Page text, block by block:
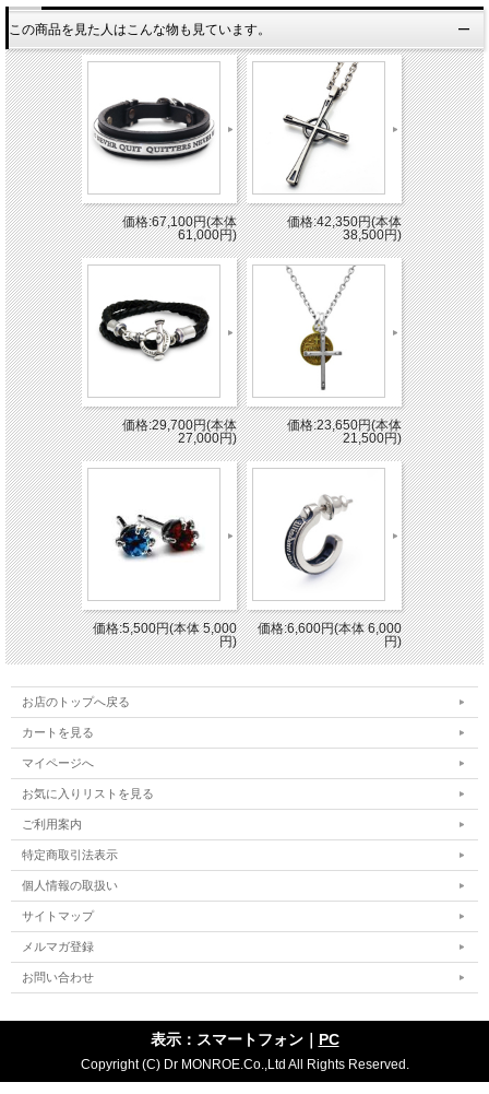
この商品を見た人はこんな物も見ています。
価格:67,100円(本体
61,000円)
価格:42,350円(本体
38,500円)
価格:29,700円(本体
27,000円)
価格:23,650円(本体
21,500円)
価格:5,500円(本体 5,000
円)
価格:6,600円(本体 6,000
円)
お店のトップへ戻る
カートを見る
マイページへ
お気に入りリストを見る
ご利用案内
特定商取引法表示
個人情報の取扱い
サイトマップ
メルマガ登録
お問い合わせ
表示：スマートフォン｜ PC
Copyright (C) Dr MONROE.Co.,Ltd All Rights Reserved.